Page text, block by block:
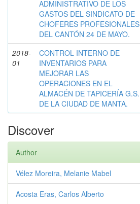
ADMINISTRATIVO DE LOS
GASTOS DEL SINDICATO DE
CHOFERES PROFESIONALES
DEL CANTÓN 24 DE MAYO.
2018-
01
CONTROL INTERNO DE
INVENTARIOS PARA
MEJORAR LAS
OPERACIONES EN EL
ALMACÉN DE TAPICERÍA G.S.
DE LA CIUDAD DE MANTA.
Discover
Author
Vélez Moreira, Melanie Mabel
Acosta Eras, Carlos Alberto